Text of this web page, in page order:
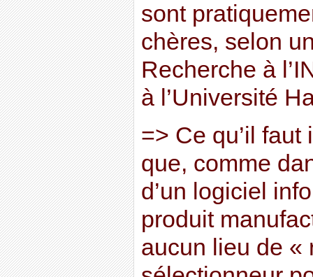
sont
chères, selon
Recherche à
à l’Université
=> Ce qu’il faut
que, comme
d’un logiciel
produit
aucun lieu de «